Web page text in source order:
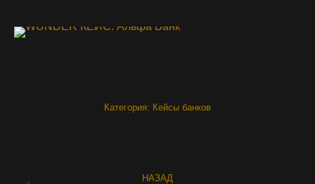
Категория: Кейсы банков
НАЗАД